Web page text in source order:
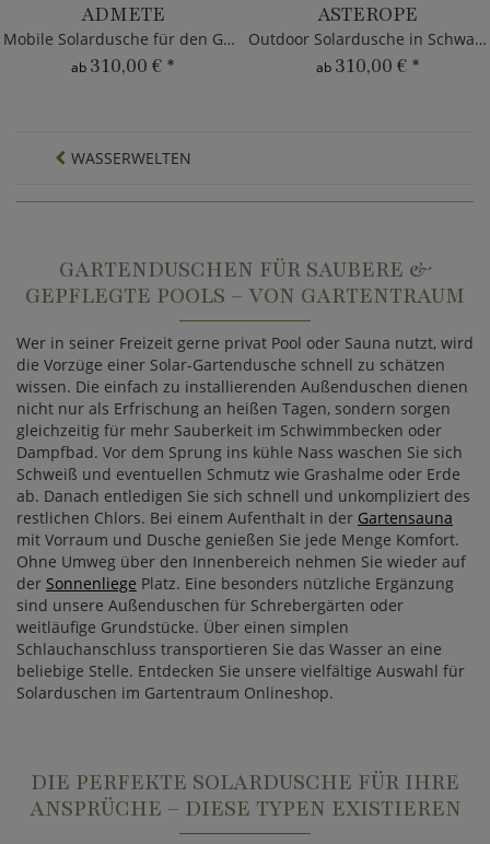
ADMETE
Mobile Solardusche für den Garten
ab 310,00 € *
ASTEROPE
Outdoor Solardusche in Schwarz
ab 310,00 € *
WASSERWELTEN
GARTENDUSCHEN FÜR SAUBERE &
GEPFLEGTE POOLS – VON GARTENTRAUM
Wer in seiner Freizeit gerne privat Pool oder Sauna nutzt, wird
die Vorzüge einer Solar-Gartendusche schnell zu schätzen
wissen. Die einfach zu installierenden Außenduschen dienen
nicht nur als Erfrischung an heißen Tagen, sondern sorgen
gleichzeitig für mehr Sauberkeit im Schwimmbecken oder
Dampfbad. Vor dem Sprung ins kühle Nass waschen Sie sich
Schweiß und eventuellen Schmutz wie Grashalme oder Erde
ab. Danach entledigen Sie sich schnell und unkompliziert des
restlichen Chlors. Bei einem Aufenthalt in der Gartensauna
mit Vorraum und Dusche genießen Sie jede Menge Komfort.
Ohne Umweg über den Innenbereich nehmen Sie wieder auf
der Sonnenliege Platz. Eine besonders nützliche Ergänzung
sind unsere Außenduschen für Schrebergärten oder
weitläufige Grundstücke. Über einen simplen
Schlauchanschluss transportieren Sie das Wasser an eine
beliebige Stelle. Entdecken Sie unsere vielfältige Auswahl für
Solarduschen im Gartentraum Onlineshop.
DIE PERFEKTE SOLARDUSCHE FÜR IHRE
ANSPRÜCHE – DIESE TYPEN EXISTIEREN